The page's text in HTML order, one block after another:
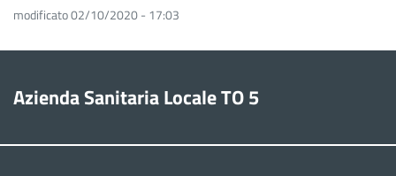
modificato 02/10/2020 - 17:03
Azienda Sanitaria Locale TO 5